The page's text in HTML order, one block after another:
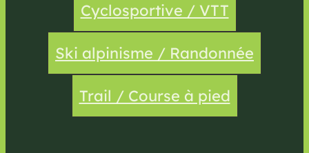
Cyclosportive / VTT
Ski alpinisme / Randonnée
Trail / Course à pied